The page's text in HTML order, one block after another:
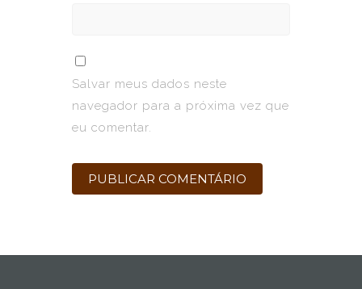
Salvar meus dados neste
navegador para a próxima vez que
eu comentar.